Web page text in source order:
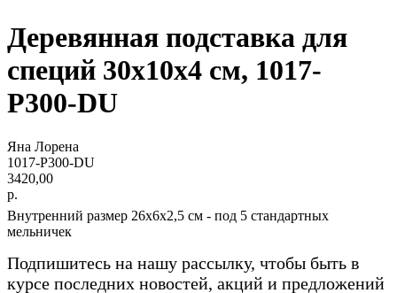
Деревянная подставка для
специй 30x10x4 см, 1017-
P300-DU
Яна Лорена
1017-P300-DU
3420,00
р.
Внутренний размер 26х6х2,5 см - под 5 стандартных
мельничек
Подпишитесь на нашу рассылку, чтобы быть в
курсе последних новостей, акций и предложений